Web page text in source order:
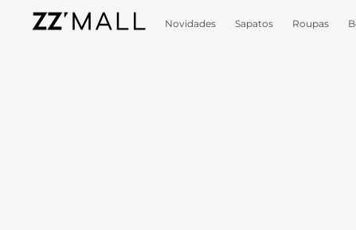
Novidades Sapatos Roupas